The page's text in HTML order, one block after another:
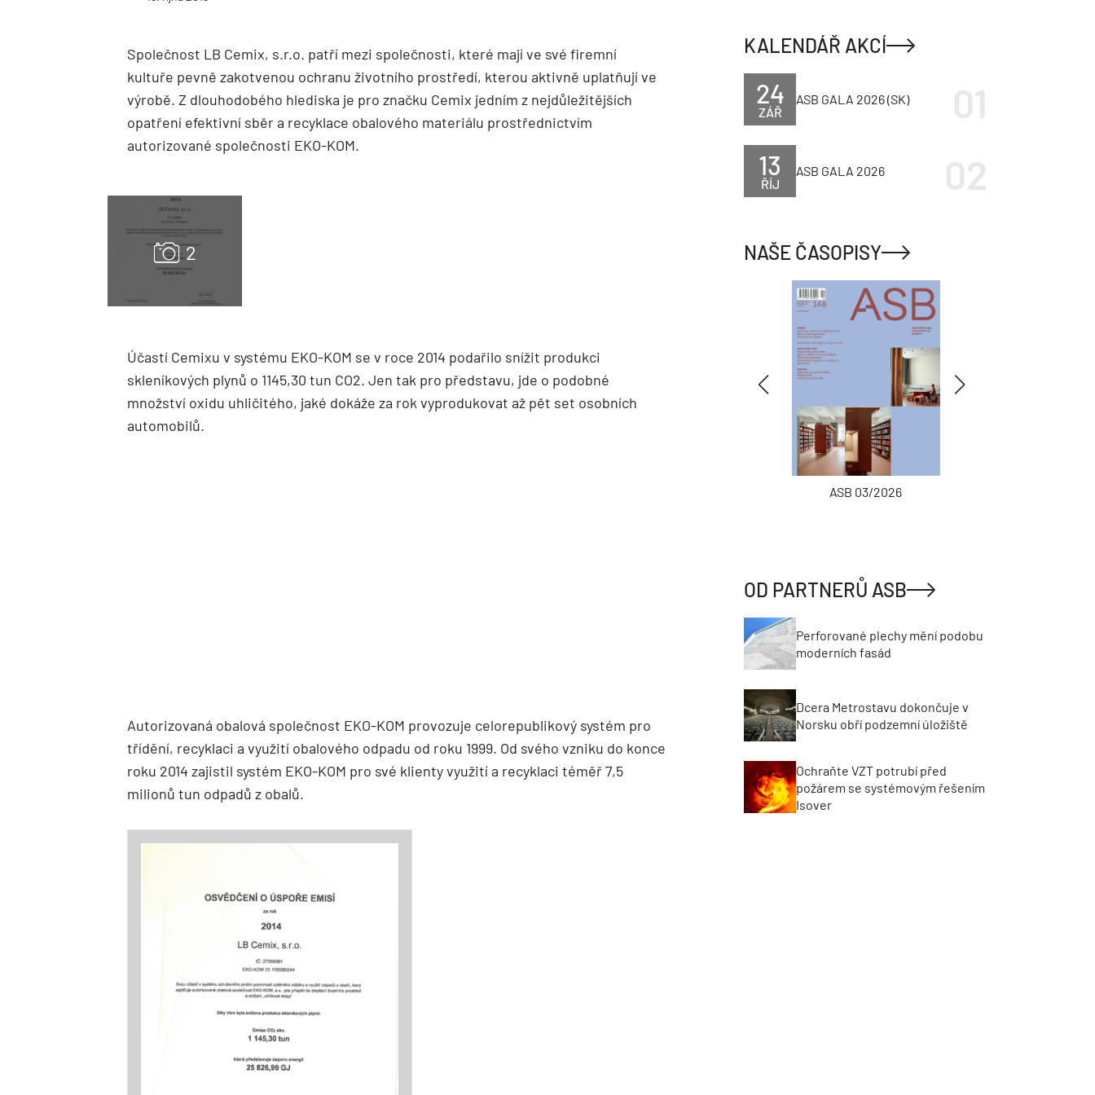
Společnost LB Cemix, s.r.o. patří mezi společnosti, které mají ve své firemní
kultuře pevně zakotvenou ochranu životního prostředí, kterou aktivně uplatňují ve
výrobě. Z dlouhodobého hlediska je pro značku Cemix jedním z nejdůležitějších
opatření efektivní sběr a recyklace obalového materiálu prostřednictvím
autorizované společnosti EKO-KOM.
Účastí Cemixu v systému EKO-KOM se v roce 2014 podařilo snížit produkci
skleníkových plynů o 1145,30 tun CO2. Jen tak pro představu, jde o podobné
množství oxidu uhličitého, jaké dokáže za rok vyprodukovat až pět set osobních
automobilů.
Autorizovaná obalová společnost EKO-KOM provozuje celorepublikový systém pro
třídění, recyklaci a využití obalového odpadu od roku 1999. Od svého vzniku do konce
roku 2014 zajistil systém EKO-KOM pro své klienty využití a recyklaci téměř 7,5
milionů tun odpadů z obalů.
KALENDÁŘ AKCÍ
ZÁŘ
24 ASB GALA 2026 (SK)
ŘÍJ
13 ASB GALA 2026
NAŠE ČASOPISY
ASB 03/2026
OD PARTNERŮ ASB
Perforované plechy mění podobu
moderních fasád
Dcera Metrostavu dokončuje v
Norsku obří podzemní úložiště
Ochraňte VZT potrubí před
požárem se systémovým řešením
Isover